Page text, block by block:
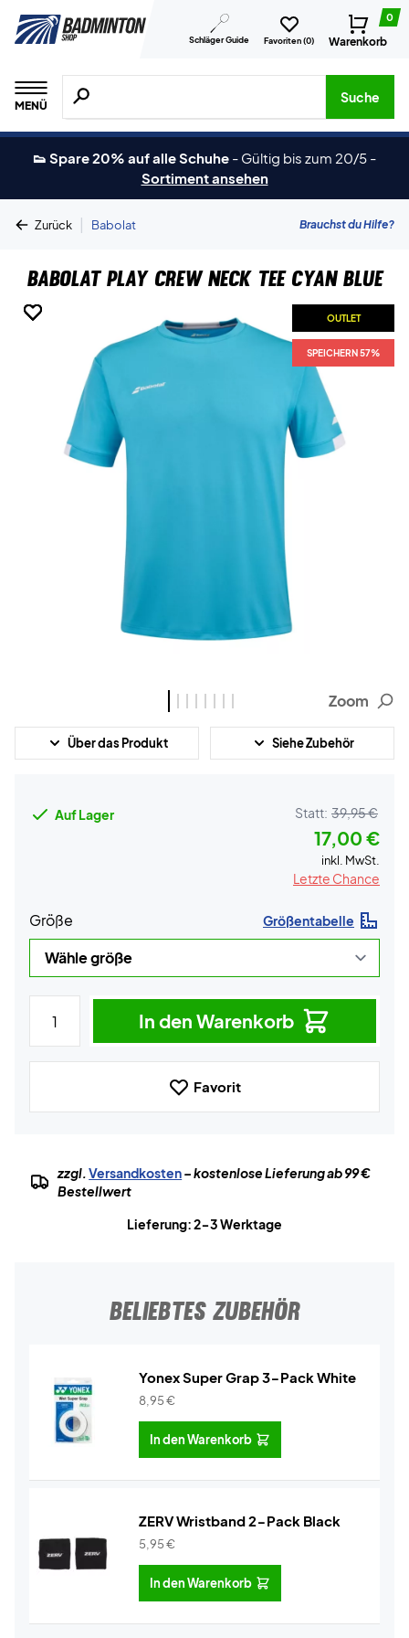
Schläger Guide Favoriten (0)
0
Warenkorb
MENÜ
Suche nach Produkten, Marken usw.
Suche
👟 Spare 20% auf alle Schuhe - Gültig bis zum 20/5 -
Sortiment ansehen
Zurück | Babolat Brauchst du Hilfe?
Babolat Play Crew Neck Tee Cyan Blue
OUTLET
SPEICHERN 57%
OUTLET
SPEICHERN 57%
OUTLET
SPEICHERN 57%
OUTLET
SPEICHERN 57%
OUTLET
SPEICHERN 57%
OUTLET
SPEICHERN 57%
OUTLET
SPEICHERN 57%
OUTLET
SPEICHERN 57%
Zoom
Über das Produkt Siehe Zubehör
Auf Lager Statt: 39,95 €
17,00 €
inkl. MwSt.
Letzte Chance
Größe Größentabelle
In den Warenkorb
Favorit
zzgl.Versandkosten– kostenlose Lieferung ab 99 €
Bestellwert
Lieferung: 2-3 Werktage
BELIEBTES ZUBEHÖR
Yonex Super Grap 3-Pack White
8,95€
In den Warenkorb
ZERV Wristband 2-Pack Black
5,95€
In den Warenkorb